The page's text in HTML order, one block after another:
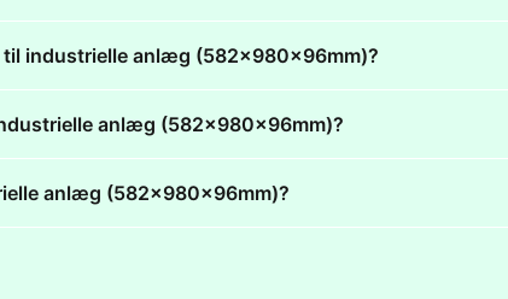
til industrielle anlæg (582x980x96mm)?
anlæg (582x980x96mm)?
anlæg (582x980x96mm)?